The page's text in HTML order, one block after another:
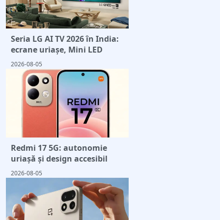
Seria LG AI TV 2026 în India:
ecrane uriașe, Mini LED
2026-08-05
Redmi 17 5G: autonomie
uriașă și design accesibil
2026-08-05